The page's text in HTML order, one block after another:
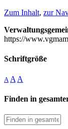
Zum Inhalt, zur
https://
Schriftgröße
A A A
Finden in